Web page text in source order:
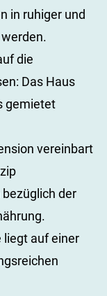
in ruhiger und
die
Das Haus
gemietet
vereinbart
der
liegt auf einer